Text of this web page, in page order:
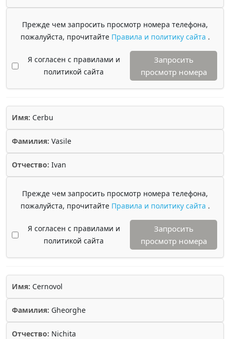
Прежде чем запросить просмотр номера телефона,
пожалуйста, прочитайте Правила и политику сайта .
Я согласен с правилами и
политикой сайта
Запросить
просмотр номера
Имя: Cerbu
Фамилия: Vasile
Отчество: Ivan
Прежде чем запросить просмотр номера телефона,
пожалуйста, прочитайте Правила и политику сайта .
Я согласен с правилами и
политикой сайта
Запросить
просмотр номера
Имя: Cernovol
Фамилия: Gheorghe
Отчество: Nichita